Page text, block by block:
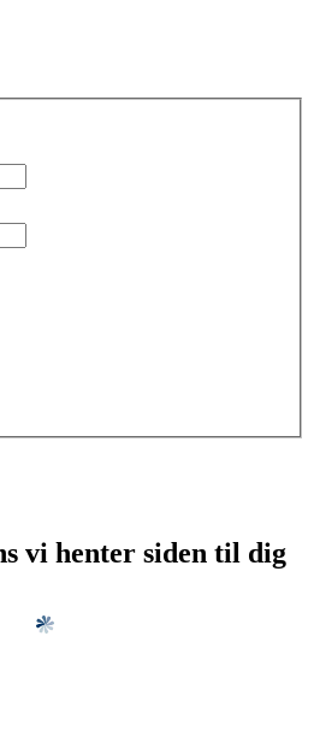
vi henter siden til dig